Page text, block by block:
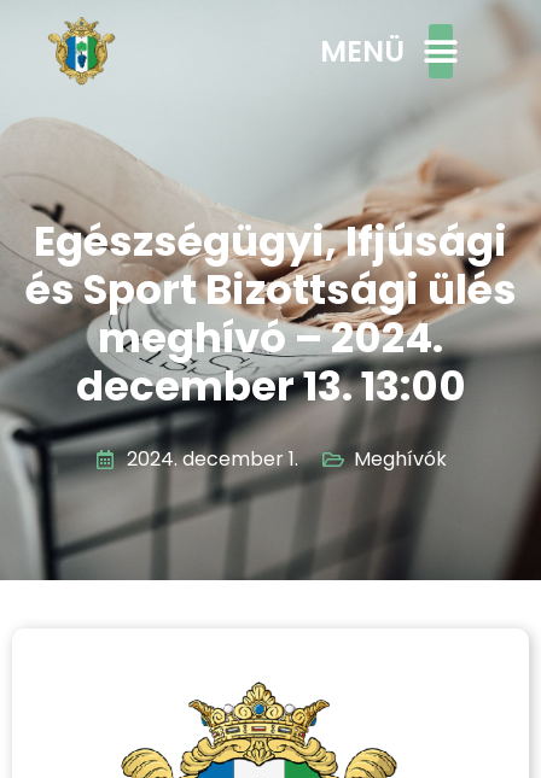
MENÜ
Egészségügyi, Ifjúsági
és Sport Bizottsági ülés
meghívó – 2024.
december 13. 13:00
2024. december 1. Meghívók